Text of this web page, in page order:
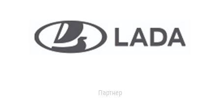
Партнер